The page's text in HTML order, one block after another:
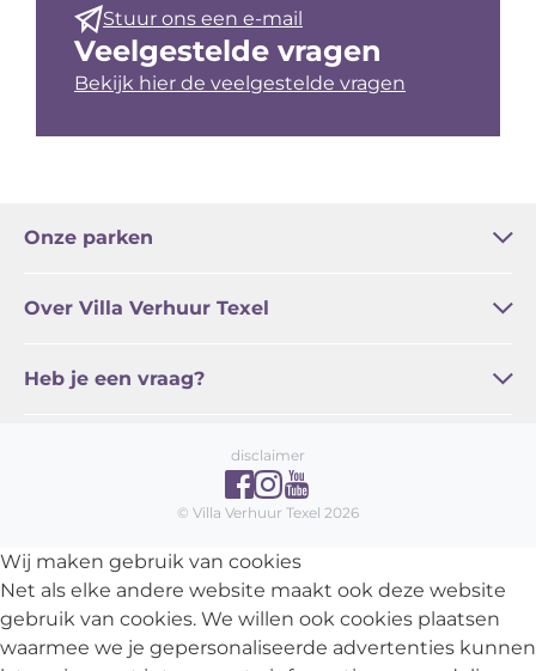
Stuur ons een e-mail
Veelgestelde vragen
Bekijk hier de veelgestelde vragen
Onze parken
Over Villa Verhuur Texel
Heb je een vraag?
disclaimer
© Villa Verhuur Texel 2026
Wij maken gebruik van cookies
Net als elke andere website maakt ook deze website
gebruik van cookies. We willen ook cookies plaatsen
waarmee we je gepersonaliseerde advertenties kunnen